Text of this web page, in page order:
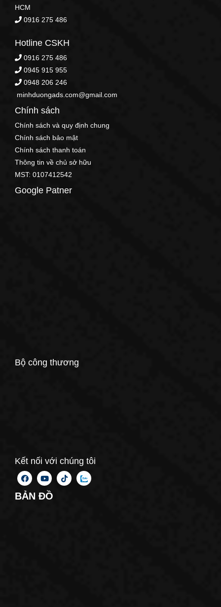
HCM
0916 275 486
Hotline CSKH
0916 275 486
0945 915 955
0948 206 246
minhduongads.com@gmail.com
Chính sách
Chính sách và quy định chung
Chính sách bảo mật
Chính sách thanh toán
Thông tin về chủ sở hữu
MST: 0107412542
Google Patner
Bộ công thương
Kết nối với chúng tôi
BẢN ĐỒ